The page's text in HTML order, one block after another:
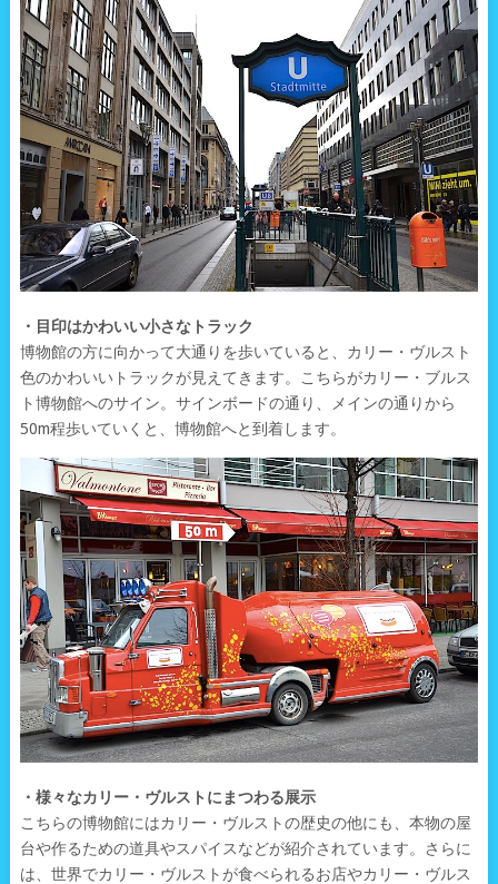
・目印はかわいい小さなトラック
博物館の方に向かって大通りを歩いていると、カリー・ヴルスト
色のかわいいトラックが見えてきます。こちらがカリー・ブルス
ト博物館へのサイン。サインボードの通り、メインの通りから
50m程歩いていくと、博物館へと到着します。
・様々なカリー・ヴルストにまつわる展示
こちらの博物館にはカリー・ヴルストの歴史の他にも、本物の屋
台や作るための道具やスパイスなどが紹介されています。さらに
は、世界でカリー・ヴルストが食べられるお店やカリー・ヴルス